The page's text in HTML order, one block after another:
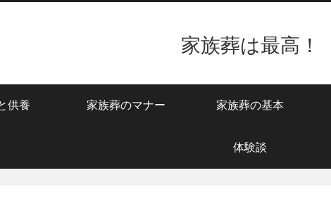
家族葬は最高！
供養 家族葬のマナー 家族葬の基本
体験談